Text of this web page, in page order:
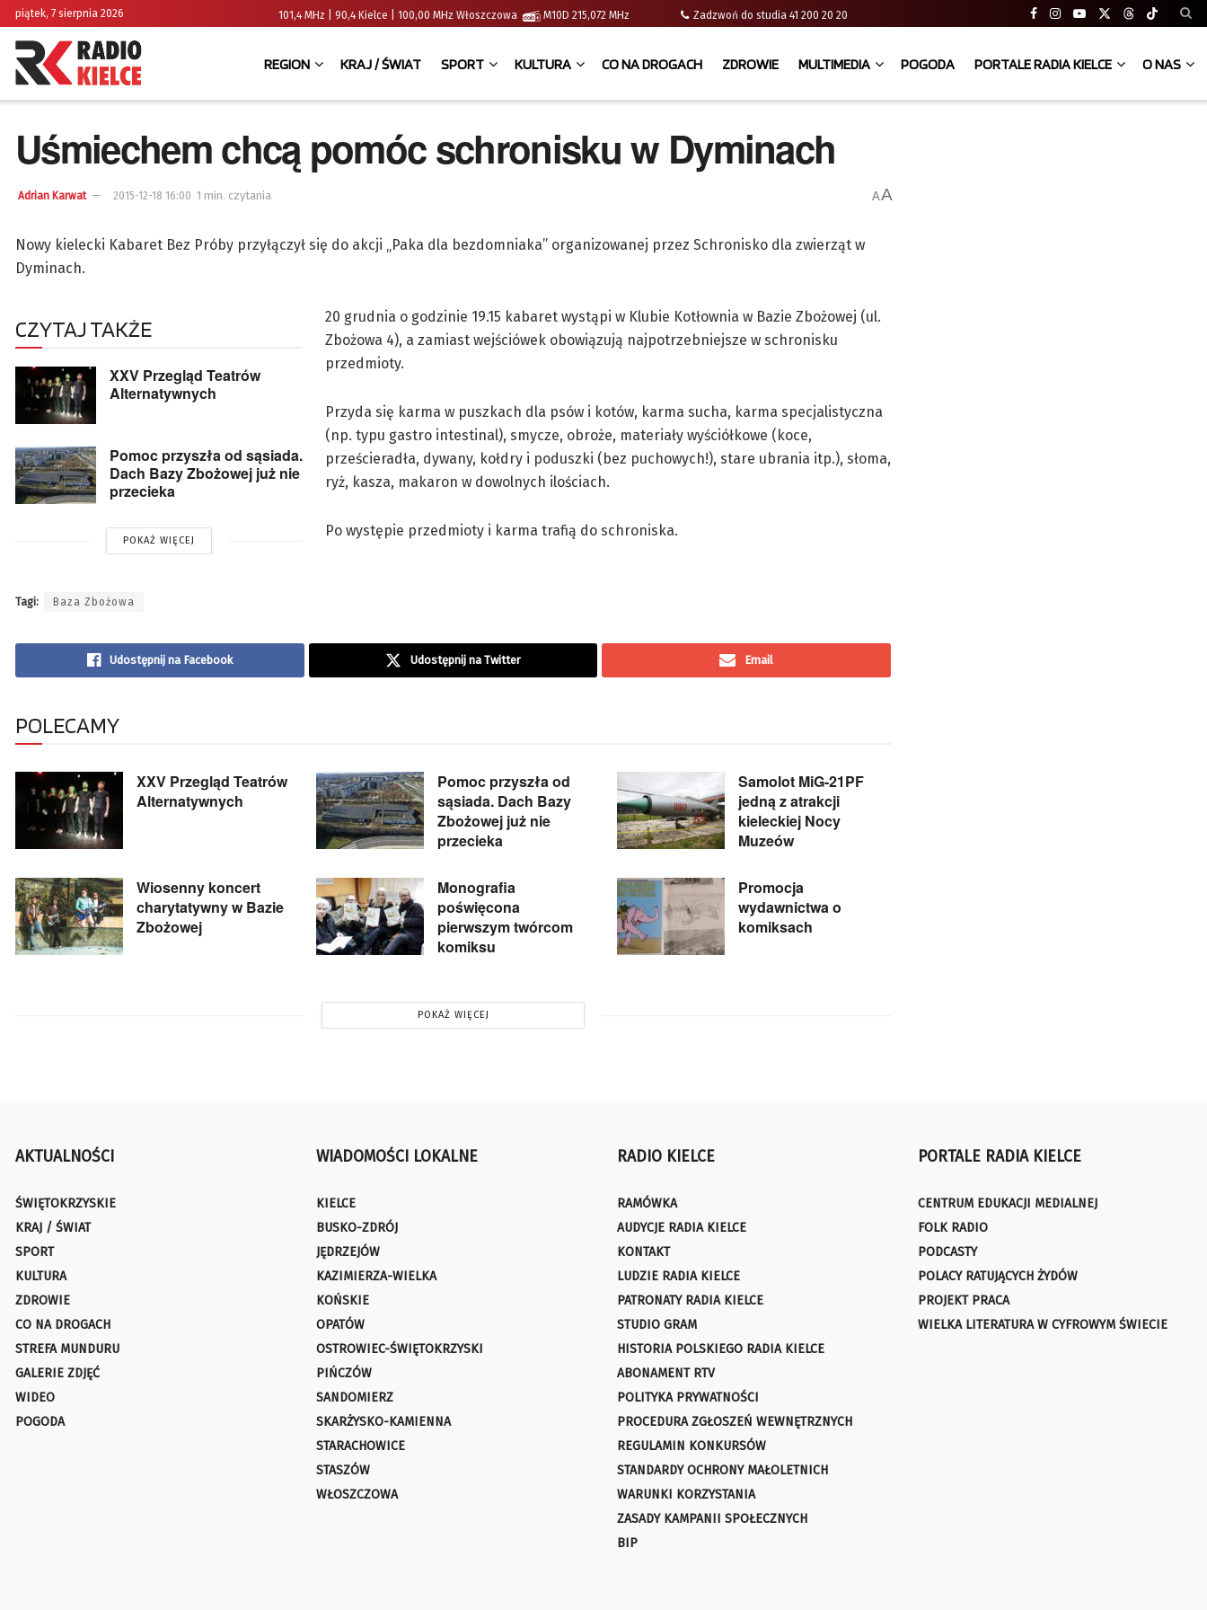
piątek, 7 sierpnia 2026 101,4 MHz | 90,4 Kielce | 100,00 MHz Włoszczowa M10D 215,072 MHz Zadzwoń do studia 41 200 20 20
REGION KRAJ / ŚWIAT SPORT KULTURA CO NA DROGACH ZDROWIE MULTIMEDIA POGODA PORTALE RADIA KIELCE O NAS
Uśmiechem chcą pomóc schronisku w Dyminach
Adrian Karwat 2015-12-18 16:00 1 min. czytania AA
Nowy kielecki Kabaret Bez Próby przyłączył się do akcji „Paka dla bezdomniaka” organizowanej przez Schronisko dla zwierząt w
Dyminach.
CZYTAJ TAKŻE
XXV Przegląd Teatrów
Alternatywnych
Pomoc przyszła od sąsiada.
Dach Bazy Zbożowej już nie
przecieka
POKAŻ WIĘCEJ
20 grudnia o godzinie 19.15 kabaret wystąpi w Klubie Kotłownia w Bazie Zbożowej (ul.
Zbożowa 4), a zamiast wejściówek obowiązują najpotrzebniejsze w schronisku
przedmioty.
Przyda się karma w puszkach dla psów i kotów, karma sucha, karma specjalistyczna
(np. typu gastro intestinal), smycze, obroże, materiały wyściółkowe (koce,
prześcieradła, dywany, kołdry i poduszki (bez puchowych!), stare ubrania itp.), słoma,
ryż, kasza, makaron w dowolnych ilościach.
Po występie przedmioty i karma trafią do schroniska.
Tagi: Baza Zbożowa
Udostępnij na Facebook Udostępnij na Twitter Email
POLECAMY
XXV Przegląd Teatrów
Alternatywnych
Pomoc przyszła od
sąsiada. Dach Bazy
Zbożowej już nie
przecieka
Samolot MiG-21PF
jedną z atrakcji
kieleckiej Nocy
Muzeów
Wiosenny koncert
charytatywny w Bazie
Zbożowej
Monografia
poświęcona
pierwszym twórcom
komiksu
Promocja
wydawnictwa o
komiksach
POKAŻ WIĘCEJ
AKTUALNOŚCI
ŚWIĘTOKRZYSKIE
KRAJ / ŚWIAT
SPORT
KULTURA
ZDROWIE
CO NA DROGACH
STREFA MUNDURU
GALERIE ZDJĘĆ
WIDEO
POGODA
WIADOMOŚCI LOKALNE
KIELCE
BUSKO-ZDRÓJ
JĘDRZEJÓW
KAZIMIERZA-WIELKA
KOŃSKIE
OPATÓW
OSTROWIEC-ŚWIĘTOKRZYSKI
PIŃCZÓW
SANDOMIERZ
SKARŻYSKO-KAMIENNA
STARACHOWICE
STASZÓW
WŁOSZCZOWA
RADIO KIELCE
RAMÓWKA
AUDYCJE RADIA KIELCE
KONTAKT
LUDZIE RADIA KIELCE
PATRONATY RADIA KIELCE
STUDIO GRAM
HISTORIA POLSKIEGO RADIA KIELCE
ABONAMENT RTV
POLITYKA PRYWATNOŚCI
PROCEDURA ZGŁOSZEŃ WEWNĘTRZNYCH
REGULAMIN KONKURSÓW
STANDARDY OCHRONY MAŁOLETNICH
WARUNKI KORZYSTANIA
ZASADY KAMPANII SPOŁECZNYCH
BIP
PORTALE RADIA KIELCE
CENTRUM EDUKACJI MEDIALNEJ
FOLK RADIO
PODCASTY
POLACY RATUJĄCYCH ŻYDÓW
PROJEKT PRACA
WIELKA LITERATURA W CYFROWYM ŚWIECIE